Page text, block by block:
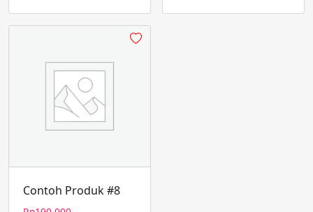
Contoh Produk #8